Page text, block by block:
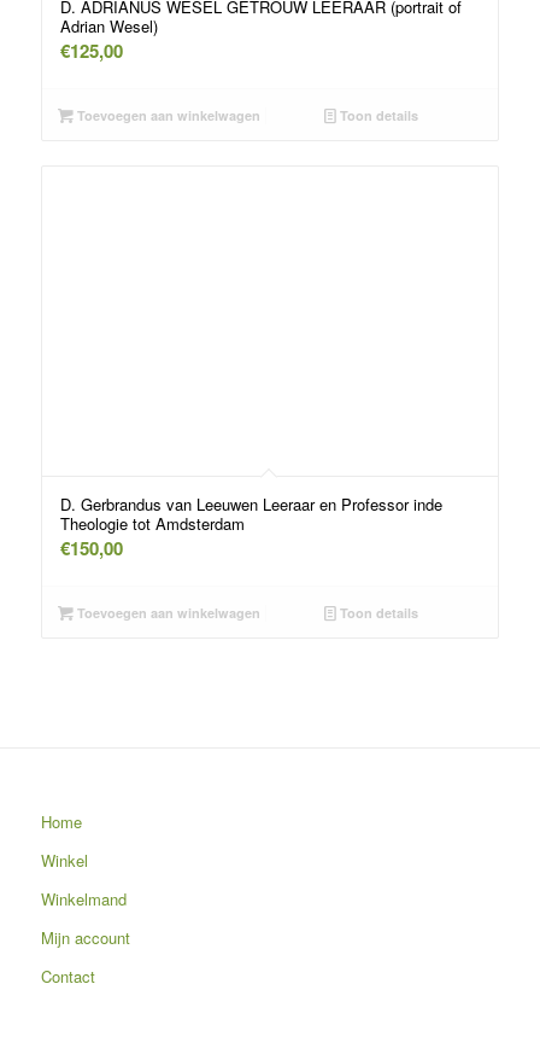
D. ADRIANUS WESEL GETROUW LEERAAR (portrait of
Adrian Wesel)
€125,00
Toevoegen aan winkelwagen Toon details
D. Gerbrandus van Leeuwen Leeraar en Professor inde
Theologie tot Amdsterdam
€150,00
Toevoegen aan winkelwagen Toon details
Home
Winkel
Winkelmand
Mijn account
Contact